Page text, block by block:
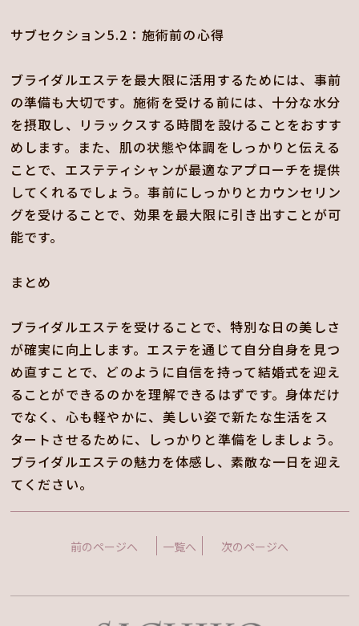
サブセクション5.2：施術前の心得
ブライダルエステを最大限に活用するためには、事前
の準備も大切です。施術を受ける前には、十分な水分
を摂取し、リラックスする時間を設けることをおすす
めします。また、肌の状態や体調をしっかりと伝える
ことで、エステティシャンが最適なアプローチを提供
してくれるでしょう。事前にしっかりとカウンセリン
グを受けることで、効果を最大限に引き出すことが可
能です。
まとめ
ブライダルエステを受けることで、特別な日の美しさ
が確実に向上します。エステを通じて自分自身を見つ
め直すことで、どのように自信を持って結婚式を迎え
ることができるのかを理解できるはずです。身体だけ
でなく、心も軽やかに、美しい姿で新たな生活をス
タートさせるために、しっかりと準備をしましょう。
ブライダルエステの魅力を体感し、素敵な一日を迎え
てください。
前のページへ 一覧へ 次のページへ